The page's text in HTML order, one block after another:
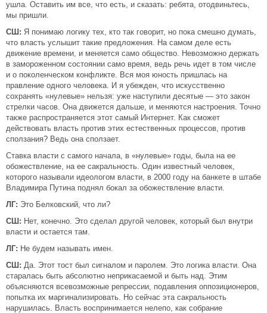
ушла. Оставить им все, что есть, и сказать: ребята, отодвиньтесь,
мы пришли.
СШ: Я понимаю логику тех, кто так говорит, но пока смешно думать,
что власть услышит такие предложения. На самом деле есть
движение времени, и меняется само общество. Невозможно держать
в замороженном состоянии само время, ведь речь идет в том числе
и о поколенческом конфликте. Вся моя юность пришлась на
правление одного человека. И я убежден, что искусственно
сохранять «нулевые» нельзя: уже наступили десятые — это закон
стрелки часов. Она движется дальше, и меняются настроения. Точно
также распространяется этот самый Интернет. Как сможет
действовать власть против этих естественных процессов, против
сползания? Ведь она сползает.
Ставка власти с самого начала, в «нулевые» годы, была на ее
обожествление, на ее сакральность. Один известный человек,
которого называли идеологом власти, в 2000 году на банкете в штабе
Владимира Путина поднял бокал за обожествление власти.
ЛГ: Это Белковский, что ли?
СШ: Нет, конечно. Это сделал другой человек, который был внутри
власти и остается там.
ЛГ: Не будем называть имен.
СШ: Да. Этот тост был сигналом и паролем. Это логика власти. Она
старалась быть абсолютно неприкасаемой и быть над. Этим
объясняются всевозможные репрессии, подавления оппозиционеров,
попытка их маргинализировать. Но сейчас эта сакральность
нарушилась. Власть воспринимается нелепо, как собрание